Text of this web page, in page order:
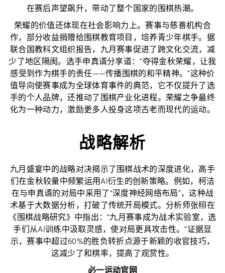
在赛后声望飙升，带动了整个国家的围棋热潮。
荣耀的价值还体现在社会影响力上。赛事与慈善机构合
作，部分收益捐赠给围棋教育项目，培养青少年棋手。据
联合国教科文组织报告，九月赛事促进了跨文化交流，减
少了地区隔阂。选手申真谞分享道：“夺得金秋荣耀，让我
感受到作为棋手的责任——传播围棋的和平精神。”这种价
值导向使赛事成为全球体育事件的典范，它不仅提升了选
手的个人品牌，还推动了围棋产业化进程。荣耀之争最终
化为一种动力，激励更多人投身这项古老而现代的运动。
战略解析
九月盛宴中的战略对决揭示了围棋战术的深度进化，高手
们在金秋较量中频繁运用AI衍生的创新策略。例如，柯洁
在与申真谞的对局中采用了“深度神经网络布局”，这种战
术基于大数据分析，打破了传统开局模式。分析师张栩在
《围棋战略研究》中指出：“九月赛事成为战术实验室，选
手们从AI训练中汲取灵感，使对局更具攻击性。”证据显
示，赛事中超过60%的胜负转折点源于新颖的收官技巧，
这减少了和棋率，提高了观赏性。